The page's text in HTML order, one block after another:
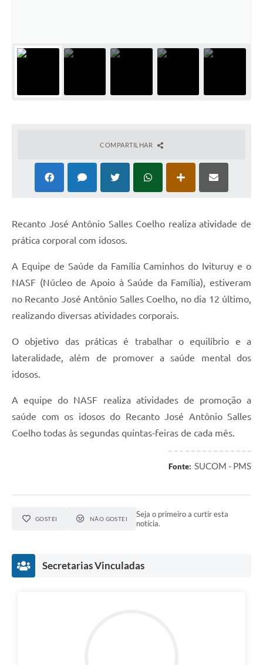
Carta de Serviços
Jornal
Covid -19 em Serro
Links
Audiências Públicas
Galeria de Fotos
Telefones Úteis
Contratos, Convênios e Publicações MROSC
Radar da Transparência Pública
Listagem de Contribuintes Inscritos na Dívida Ativa do
COMPARTILHAR
Recanto José Antônio Salles Coelho realiza atividade de
prática corporal com idosos.
A Equipe de Saúde da Família Caminhos do Ivituruy e o
NASF (Núcleo de Apoio à Saúde da Família), estiveram
no Recanto José Antônio Salles Coelho, no dia 12 último,
realizando diversas atividades corporais.
O objetivo das práticas é trabalhar o equilíbrio e a
lateralidade, além de promover a saúde mental dos
idosos.
A equipe do NASF realiza atividades de promoção a
saúde com os idosos do Recanto José Antônio Salles
Coelho todas às segundas quintas-feiras de cada mês.
Fonte: SUCOM - PMS
GOSTEI NÃO GOSTEI
Seja o primeiro a curtir esta
notícia.
Secretarias Vinculadas